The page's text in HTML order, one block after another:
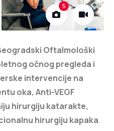
5
Oftalmološki
očnog pregleda i
intervencije na
oka, Anti-VEGF
hirurgiju katarakte,
hirurgiju kapaka.